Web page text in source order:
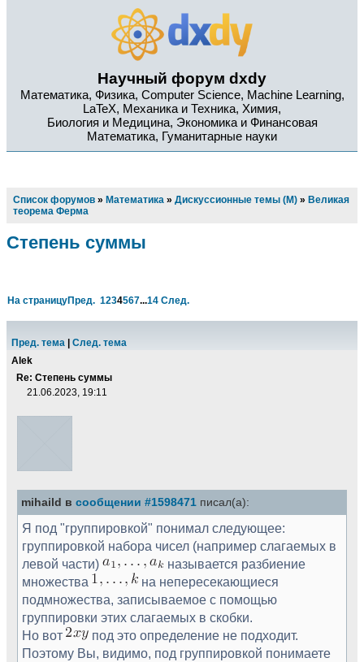
Научный форум dxdy
Математика, Физика, Computer Science, Machine Learning,
LaTeX, Механика и Техника, Химия,
Биология и Медицина, Экономика и Финансовая
Математика, Гуманитарные науки
Список форумов » Математика » Дискуссионные темы (М) » Великая
теорема Ферма
Степень суммы
На страницуПред. 1234567...14 След.
Пред. тема
След. тема
Alek
Re: Степень суммы
21.06.2023, 19:11
mihaild в сообщении #1598471 писал(а):
Я под "группировкой" понимал следующее:
группировкой набора чисел (например слагаемых в
левой части)
называется разбиение
множества
на непересекающиеся
подмножества, записываемое с помощью
группировки этих слагаемых в скобки.
Но вот
под это определение не подходит.
Поэтому Вы, видимо, под группировкой понимаете